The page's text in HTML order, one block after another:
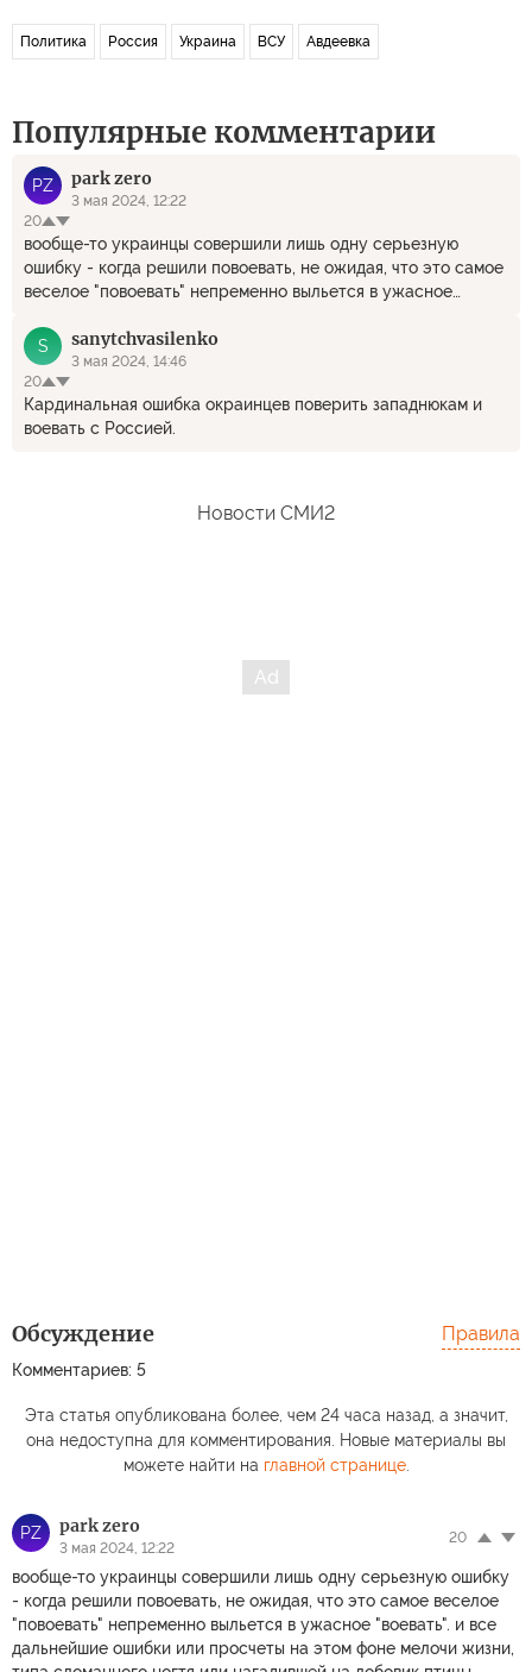
Политика Россия Украина ВСУ Авдеевка
Популярные комментарии
PZ park zero
3 мая 2024, 12:22
20
вообще-то украинцы совершили лишь одну серьезную
ошибку - когда решили повоевать, не ожидая, что это самое
веселое "повоевать" непременно выльется в ужасное
фоне мелочи жизни, типа сломанного ногтя или нагадившей
на лобовик птицы.
S sanytchvasilenko
3 мая 2024, 14:46
20
Кардинальная ошибка окраинцев поверить западнюкам и
воевать с Россией.
Новости СМИ2
Обсуждение
Комментариев: 5
Правила
Эта статья опубликована более, чем 24 часа назад, а значит,
она недоступна для комментирования. Новые материалы вы
можете найти на главной странице.
PZ park zero
3 мая 2024, 12:22
20
вообще-то украинцы совершили лишь одну серьезную ошибку
- когда решили повоевать, не ожидая, что это самое веселое
"повоевать" непременно выльется в ужасное "воевать". и все
дальнейшие ошибки или просчеты на этом фоне мелочи жизни,